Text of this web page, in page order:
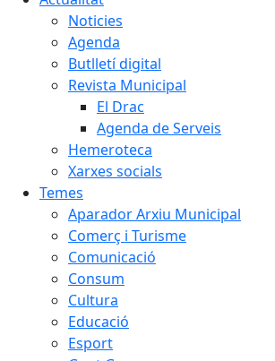
Noticies
Agenda
Butlletí digital
Revista Municipal
El Drac
Agenda de Serveis
Hemeroteca
Xarxes socials
Temes
Aparador Arxiu Municipal
Comerç i Turisme
Comunicació
Consum
Cultura
Educació
Esport